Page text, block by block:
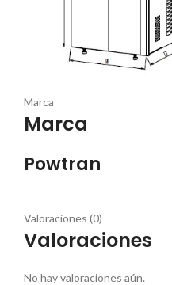
Marca
Marca
Powtran
Valoraciones (0)
Valoraciones
No hay valoraciones aún.